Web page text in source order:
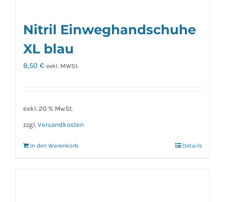
Nitril Einweghandschuhe
XL blau
8,50 € exkl. MWSt.
exkl. 20 % MwSt.
zzgl. Versandkosten
In den Warenkorb Details